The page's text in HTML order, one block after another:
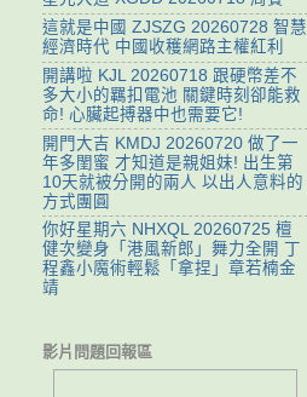
這就是中國 ZJSZG 20260728 智慧
經濟時代 中國收穫網路主權紅利
開講啦 KJL 20260718 跟硬幣差不
多大小的羈扣電池 關鍵時刻卻能救
命! 心臟起搏器中也需要它!
開門大吉 KMDJ 20260720 做了一
年多閨蜜 才知道是親姐妹! 出生第
10天就被分開的兩人 以出人意料的
方式團圓
你好星期六 NHXQL 20260725 檀
健次變身「港風新郎」舞力全開 丁
程鑫小魔術輕鬆「拿捏」章若楠金
靖
影片問題回報區